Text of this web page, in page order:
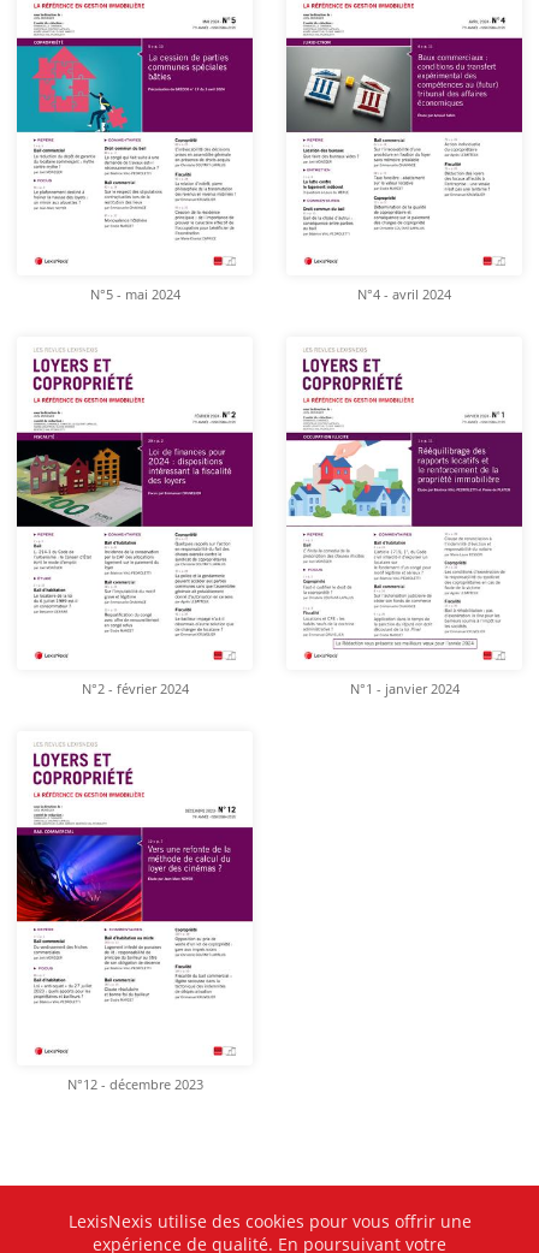
N°5 - mai 2024 N°4 - avril 2024
N°2 - février 2024 N°1 - janvier 2024
N°12 - décembre 2023
LexisNexis utilise des cookies pour vous offrir une
expérience de qualité. En poursuivant votre